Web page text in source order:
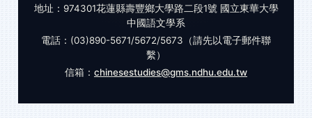
地址：974301花蓮縣壽豐鄉大學路二段1號 國立東華大學
中國語文學系
電話：(03)890-5671/5672/5673（請先以電子郵件聯
繫）
信箱： chinesestudies@gms.ndhu.edu.tw